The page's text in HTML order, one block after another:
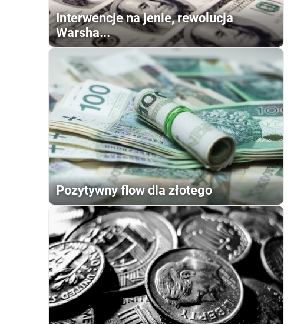
Interwencje na jenie, rewolucja
Warsha...
Pozytywny flow dla złotego